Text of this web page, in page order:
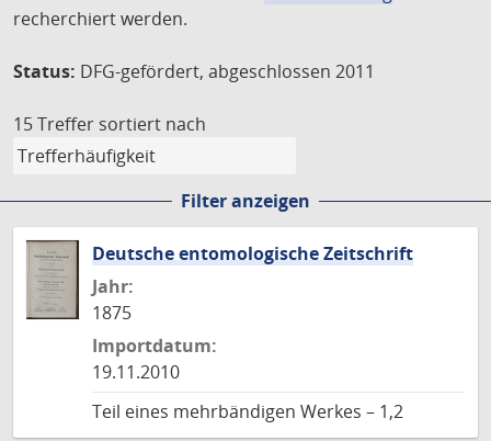
recherchiert werden.
Status: DFG-gefördert, abgeschlossen 2011
15 Treffer sortiert nach
Filter anzeigen
Deutsche entomologische Zeitschrift
Jahr:
1875
Importdatum:
19.11.2010
Teil eines mehrbändigen Werkes – 1,2